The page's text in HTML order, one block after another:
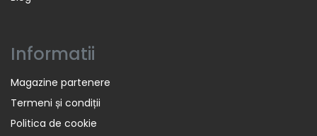
Informatii
Magazine partenere
Termeni și condiții
Politica de cookie